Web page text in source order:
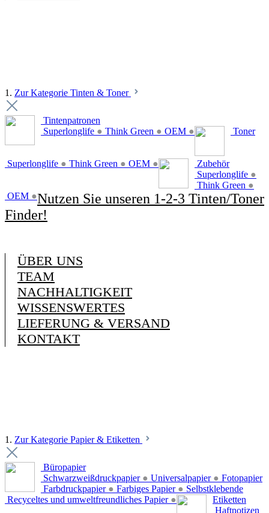
1. Zur Kategorie Tinten & Toner
Tintenpatronen
Superlonglife ● Think Green ● OEM ● Toner
Superlonglife ● Think Green ● OEM ●
Zubehör
Superlonglife ●
Think Green ●
OEM ●Nutzen Sie unseren 1-2-3 Tinten/Toner
Finder!
ÜBER UNS
TEAM
NACHHALTIGKEIT
WISSENSWERTES
LIEFERUNG & VERSAND
KONTAKT
1. Zur Kategorie Papier & Etiketten
Büropapier
Schwarzweißdruckpapier ● Universalpapier ●
Farbdruckpapier ● Farbiges Papier ●
Recyceltes und umweltfreundliches Papier ●
Fotopapier
Selbstklebende
Etiketten
Haftnotizen